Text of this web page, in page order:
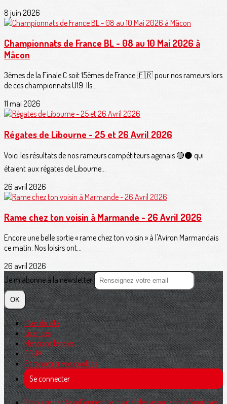
8 juin 2026
Championnats de France BL - 08 au 10 Mai 2026 à
Mâcon
3èmes de la Finale C soit 15èmes de France 🇫🇷 pour nos rameurs lors
de ces championnats U19. Ils...
11 mai 2026
Régates de Libourne - 25 et 26 Avril 2026
Voici les résultats de nos rameurs compétiteurs agenais 🔴⚫️ qui
étaient aux régates de Libourne...
26 avril 2026
Rame chez ton voisin à Marmande - 26 Avril 2026
Encore une belle sortie « rame chez ton voisin » à l'Aviron Marmandais
ce matin. Nos loisirs ont...
26 avril 2026
Je m'abonne à la newsletter
OK
Plan du site
Licences
Mentions légales
CGUV
Paramétrer vos cookies
Se connecter